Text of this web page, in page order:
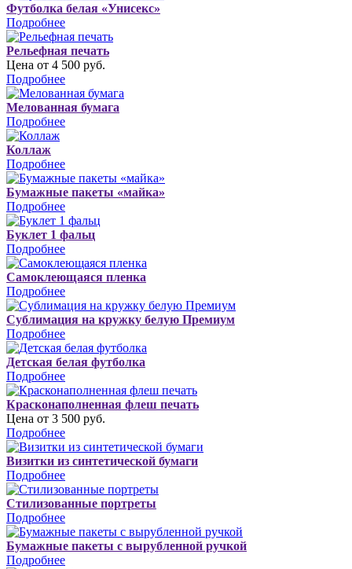
Футболка белая «Унисекс»
Подробнее
Рельефная печать
Цена от 4 500 руб.
Подробнее
Мелованная бумага
Подробнее
Коллаж
Подробнее
Бумажные пакеты «майка»
Подробнее
Буклет 1 фальц
Подробнее
Самоклеющаяся пленка
Подробнее
Сублимация на кружку белую Премиум
Подробнее
Детская белая футболка
Подробнее
Красконаполненная флеш печать
Цена от 3 500 руб.
Подробнее
Визитки из синтетической бумаги
Подробнее
Стилизованные портреты
Подробнее
Бумажные пакеты с вырубленной ручкой
Подробнее